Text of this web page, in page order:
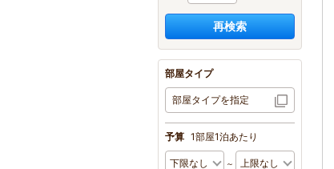
再検索
部屋タイプ
部屋タイプを指定
予算 1部屋1泊あたり
～